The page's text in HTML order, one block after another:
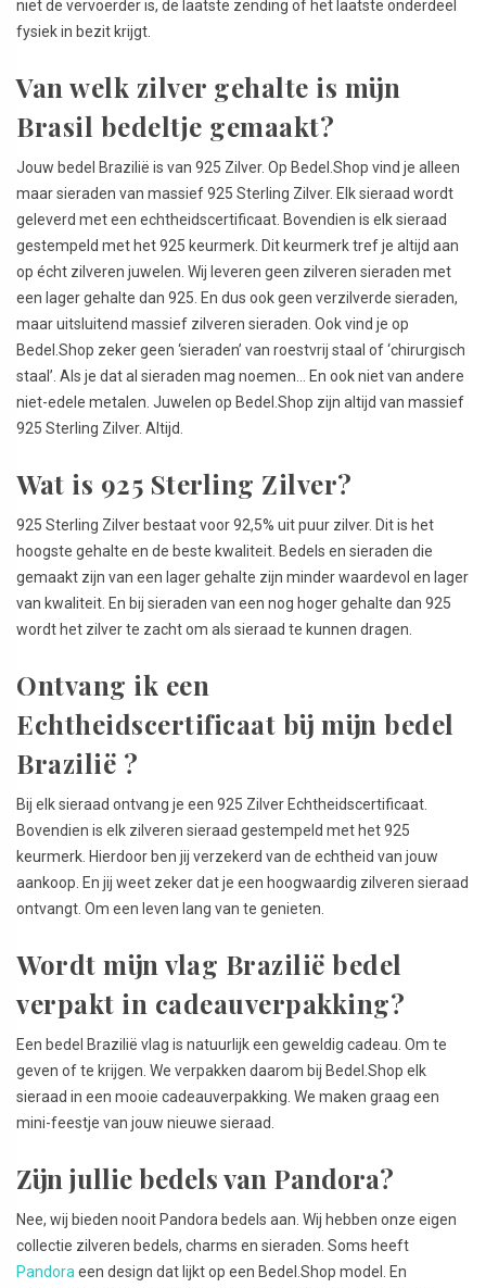
niet de vervoerder is, de laatste zending of het laatste onderdeel
fysiek in bezit krijgt.
Van welk zilver gehalte is mijn
Brasil bedeltje gemaakt?
Jouw bedel Brazilië is van 925 Zilver. Op Bedel.Shop vind je alleen
maar sieraden van massief 925 Sterling Zilver. Elk sieraad wordt
geleverd met een echtheidscertificaat. Bovendien is elk sieraad
gestempeld met het 925 keurmerk. Dit keurmerk tref je altijd aan
op écht zilveren juwelen. Wij leveren geen zilveren sieraden met
een lager gehalte dan 925. En dus ook geen verzilverde sieraden,
maar uitsluitend massief zilveren sieraden. Ook vind je op
Bedel.Shop zeker geen ‘sieraden’ van roestvrij staal of ‘chirurgisch
staal’. Als je dat al sieraden mag noemen… En ook niet van andere
niet-edele metalen. Juwelen op Bedel.Shop zijn altijd van massief
925 Sterling Zilver. Altijd.
Wat is 925 Sterling Zilver?
925 Sterling Zilver bestaat voor 92,5% uit puur zilver. Dit is het
hoogste gehalte en de beste kwaliteit. Bedels en sieraden die
gemaakt zijn van een lager gehalte zijn minder waardevol en lager
van kwaliteit. En bij sieraden van een nog hoger gehalte dan 925
wordt het zilver te zacht om als sieraad te kunnen dragen.
Ontvang ik een
Echtheidscertificaat bij mijn bedel
Brazilië ?
Bij elk sieraad ontvang je een 925 Zilver Echtheidscertificaat.
Bovendien is elk zilveren sieraad gestempeld met het 925
keurmerk. Hierdoor ben jij verzekerd van de echtheid van jouw
aankoop. En jij weet zeker dat je een hoogwaardig zilveren sieraad
ontvangt. Om een leven lang van te genieten.
Wordt mijn vlag Brazilië bedel
verpakt in cadeauverpakking?
Een bedel Brazilië vlag is natuurlijk een geweldig cadeau. Om te
geven of te krijgen. We verpakken daarom bij Bedel.Shop elk
sieraad in een mooie cadeauverpakking. We maken graag een
mini-feestje van jouw nieuwe sieraad.
Zijn jullie bedels van Pandora?
Nee, wij bieden nooit Pandora bedels aan. Wij hebben onze eigen
collectie zilveren bedels, charms en sieraden. Soms heeft
Pandora een design dat lijkt op een Bedel.Shop model. En